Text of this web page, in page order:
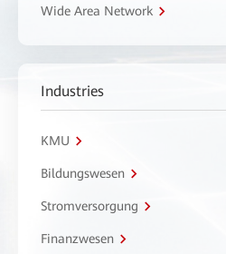
Wide Area Network
Industries
KMU
Bildungswesen
Stromversorgung
Finanzwesen